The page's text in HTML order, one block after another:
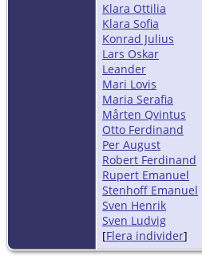
Klara Ottilia
Klara Sofia
Konrad Julius
Lars Oskar
Leander
Mari Lovis
Maria Serafia
Mårten Qvintus
Otto Ferdinand
Per August
Robert Ferdinand
Rupert Emanuel
Stenhoff Emanuel
Sven Henrik
Sven Ludvig
[Flera individer]